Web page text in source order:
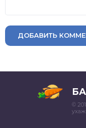
ДОБАВИТЬ
©